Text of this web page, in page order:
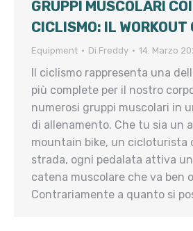
GRUPPI MUSCOLARI
CICLISMO: IL WORKOUT
Equipment Di Freddy 14. Marzo
Il ciclismo rappresenta una
più complete per il nostro
numerosi gruppi muscolari in
di allenamento. Che tu sia un
mountain bike, un cicloturista
strada, ogni pedalata attiva
catena muscolare che va ben
Contrariamente a quanto si